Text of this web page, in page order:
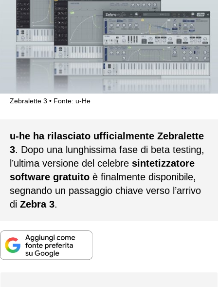
Zebralette 3 Fonte: u-He
u-he ha rilasciato ufficialmente Zebralette
3. Dopo una lunghissima fase di beta testing,
l’ultima versione del celebre sintetizzatore
software gratuito è finalmente disponibile,
segnando un passaggio chiave verso l’arrivo
di Zebra 3.